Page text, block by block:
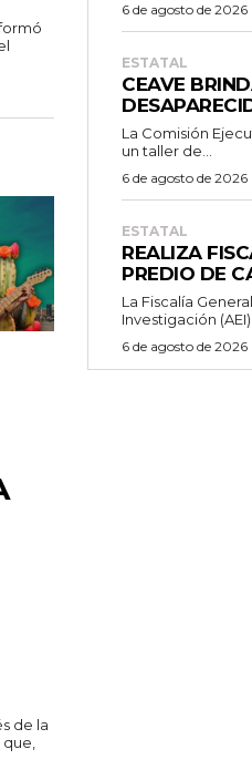
de la
6 de agosto de 2026
ESTATAL
CEAVE
La Comisión
un taller de...
6 de agosto de 2026
ESTATAL
REALIZA
PREDIO DE
La Fiscalía
Investigación
6 de agosto de 2026